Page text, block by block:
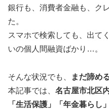
銀行も、消費者金融も、ク
た。
スマホで検索しても、出て
いの個人間融資ばかり…。
そんな状況でも、 まだ諦め
本記事では、 名古屋市北区
「生活保護」「年金暮らし